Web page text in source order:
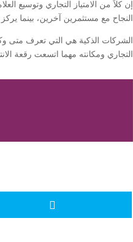
​إن كلاً من الامتياز التجاري وتوسيع
النجاح مع مستثمرين آخرين، بينما
​الشركات الذكية هي التي تعرف متى
التجاري ومكانته مهما اتسعت رقعة